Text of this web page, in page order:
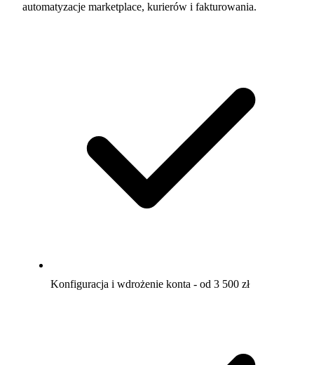
automatyzacje marketplace, kurierów i fakturowania.
Konfiguracja i wdrożenie konta - od 3 500 zł